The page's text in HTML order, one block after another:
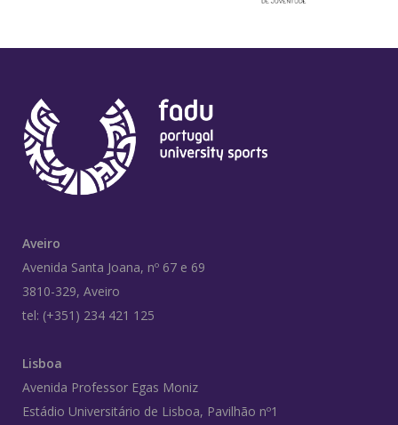
Aveiro
Avenida Santa Joana, nº 67 e 69
3810-329, Aveiro
tel: (+351) 234 421 125
Lisboa
Avenida Professor Egas Moniz
Estádio Universitário de Lisboa, Pavilhão nº1